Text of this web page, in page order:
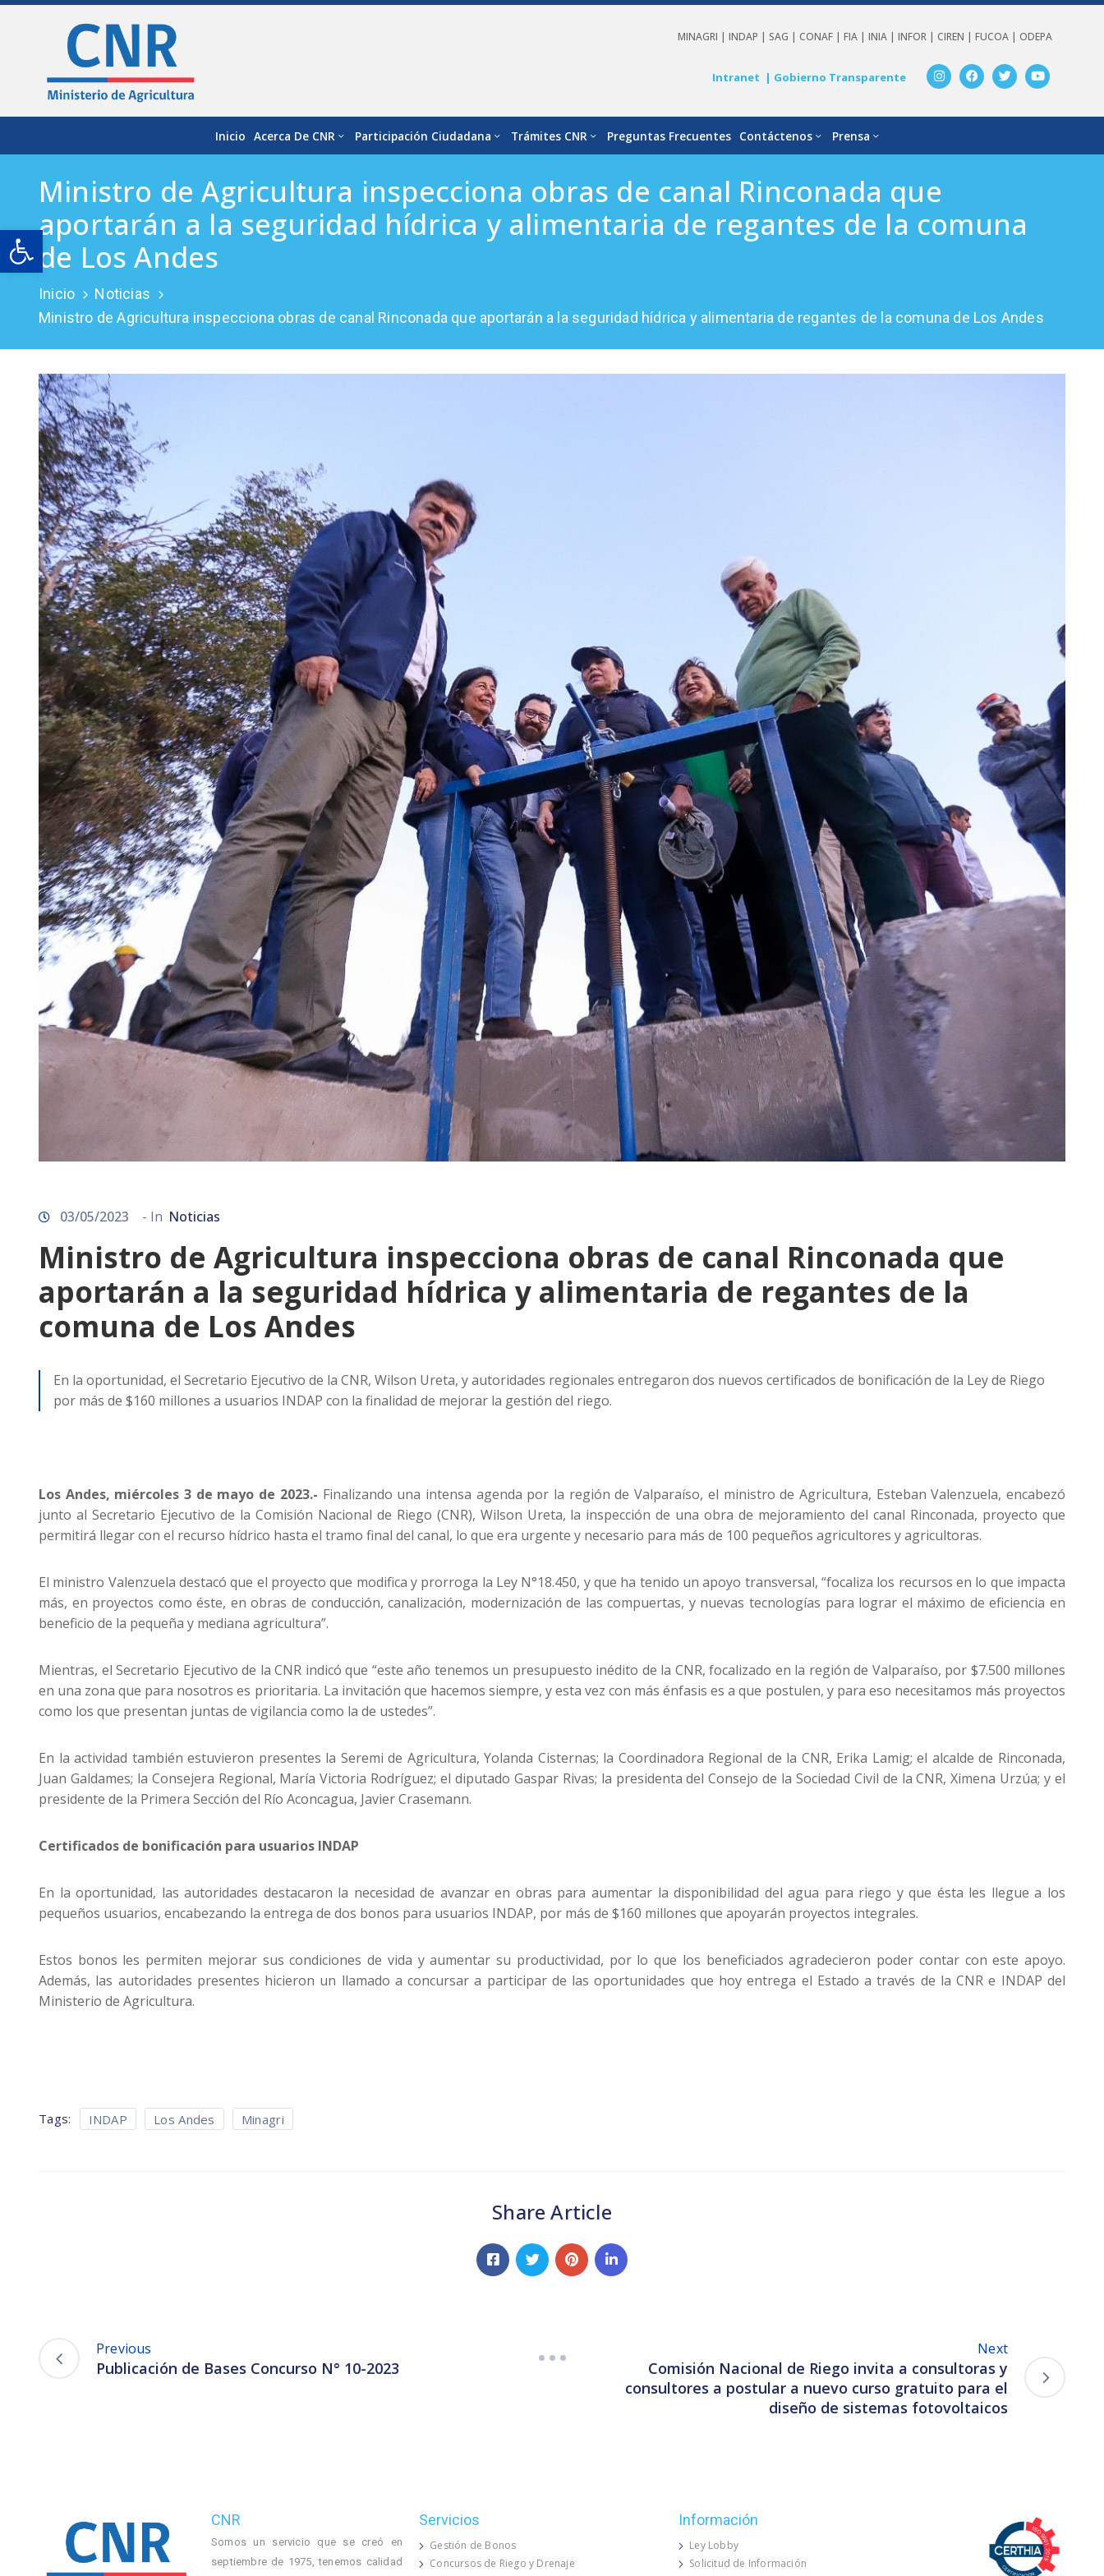
Open toolbar
MINAGRI |INDAP | SAG | CONAF |FIA |INIA |INFOR | CIREN |FUCOA | ODEPA
Intranet | Gobierno Transparente
Inicio Acerca De CNR Participación Ciudadana Trámites CNR Preguntas Frecuentes Contáctenos Prensa
Ministro de Agricultura inspecciona obras de canal Rinconada que
aportarán a la seguridad hídrica y alimentaria de regantes de la comuna
de Los Andes
Inicio
Noticias
Ministro de Agricultura inspecciona obras de canal Rinconada que aportarán a la seguridad hídrica y alimentaria de regantes de la comuna de Los Andes
03/05/2023 - In Noticias
Ministro de Agricultura inspecciona obras de canal Rinconada que
aportarán a la seguridad hídrica y alimentaria de regantes de la
comuna de Los Andes
En la oportunidad, el Secretario Ejecutivo de la CNR, Wilson Ureta, y autoridades regionales entregaron dos nuevos certificados de bonificación de la Ley de Riego
por más de $160 millones a usuarios INDAP con la finalidad de mejorar la gestión del riego.
Los Andes, miércoles 3 de mayo de 2023.- Finalizando una intensa agenda por la región de Valparaíso, el ministro de Agricultura, Esteban Valenzuela, encabezó
junto al Secretario Ejecutivo de la Comisión Nacional de Riego (CNR), Wilson Ureta, la inspección de una obra de mejoramiento del canal Rinconada, proyecto que
permitirá llegar con el recurso hídrico hasta el tramo final del canal, lo que era urgente y necesario para más de 100 pequeños agricultores y agricultoras.
El ministro Valenzuela destacó que el proyecto que modifica y prorroga la Ley N°18.450, y que ha tenido un apoyo transversal, “focaliza los recursos en lo que impacta
más, en proyectos como éste, en obras de conducción, canalización, modernización de las compuertas, y nuevas tecnologías para lograr el máximo de eficiencia en
beneficio de la pequeña y mediana agricultura”.
Mientras, el Secretario Ejecutivo de la CNR indicó que “este año tenemos un presupuesto inédito de la CNR, focalizado en la región de Valparaíso, por $7.500 millones
en una zona que para nosotros es prioritaria. La invitación que hacemos siempre, y esta vez con más énfasis es a que postulen, y para eso necesitamos más proyectos
como los que presentan juntas de vigilancia como la de ustedes”.
En la actividad también estuvieron presentes la Seremi de Agricultura, Yolanda Cisternas; la Coordinadora Regional de la CNR, Erika Lamig; el alcalde de Rinconada,
Juan Galdames; la Consejera Regional, María Victoria Rodríguez; el diputado Gaspar Rivas; la presidenta del Consejo de la Sociedad Civil de la CNR, Ximena Urzúa; y el
presidente de la Primera Sección del Río Aconcagua, Javier Crasemann.
Certificados de bonificación para usuarios INDAP
En la oportunidad, las autoridades destacaron la necesidad de avanzar en obras para aumentar la disponibilidad del agua para riego y que ésta les llegue a los
pequeños usuarios, encabezando la entrega de dos bonos para usuarios INDAP, por más de $160 millones que apoyarán proyectos integrales.
Estos bonos les permiten mejorar sus condiciones de vida y aumentar su productividad, por lo que los beneficiados agradecieron poder contar con este apoyo.
Además, las autoridades presentes hicieron un llamado a concursar a participar de las oportunidades que hoy entrega el Estado a través de la CNR e INDAP del
Ministerio de Agricultura.
Tags: INDAP Los Andes Minagri
Share Article
Previous
Publicación de Bases Concurso N° 10-2023
Next
Comisión Nacional de Riego invita a consultoras y
consultores a postular a nuevo curso gratuito para el
diseño de sistemas fotovoltaicos
CNR
Somos un servicio que se creó en
septiembre de 1975, tenemos calidad
Servicios
Gestión de Bonos
Concursos de Riego y Drenaje
Información
Ley Lobby
Solicitud de Información